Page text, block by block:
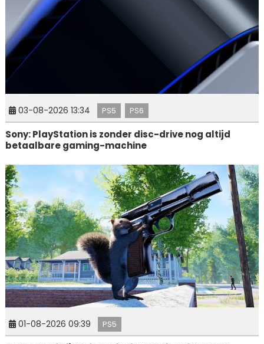
03-08-2026 13:34 PS5 PS6
Sony: PlayStation is zonder disc-drive nog altijd
betaalbare gaming-machine
01-08-2026 09:39 PS5